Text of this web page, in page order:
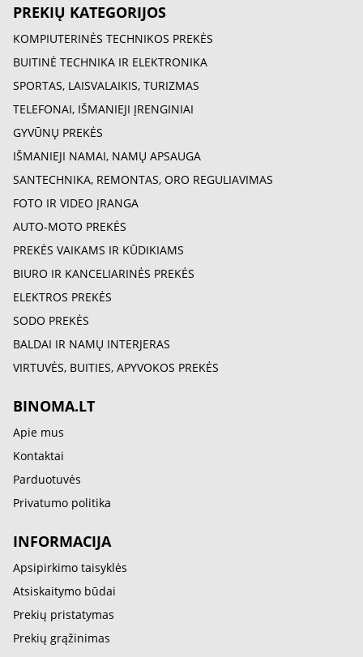
PREKIŲ KATEGORIJOS
KOMPIUTERINĖS TECHNIKOS PREKĖS
BUITINĖ TECHNIKA IR ELEKTRONIKA
SPORTAS, LAISVALAIKIS, TURIZMAS
TELEFONAI, IŠMANIEJI ĮRENGINIAI
GYVŪNŲ PREKĖS
IŠMANIEJI NAMAI, NAMŲ APSAUGA
SANTECHNIKA, REMONTAS, ORO REGULIAVIMAS
FOTO IR VIDEO ĮRANGA
AUTO-MOTO PREKĖS
PREKĖS VAIKAMS IR KŪDIKIAMS
BIURO IR KANCELIARINĖS PREKĖS
ELEKTROS PREKĖS
SODO PREKĖS
BALDAI IR NAMŲ INTERJERAS
VIRTUVĖS, BUITIES, APYVOKOS PREKĖS
BINOMA.LT
Apie mus
Kontaktai
Parduotuvės
Privatumo politika
INFORMACIJA
Apsipirkimo taisyklės
Atsiskaitymo būdai
Prekių pristatymas
Prekių grąžinimas